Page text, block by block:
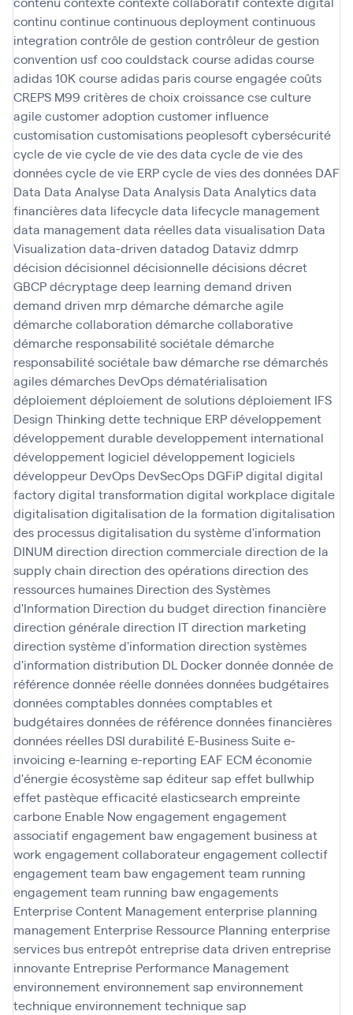
continu continuecontinuous deploymentcontinuous
integration contrôle de gestion contrôleur de gestion
convention usfcoocouldstack course adidascourse
adidas 10K course adidas pariscourse engagéecoûts
CREPS M99 critères de choix croissancecseculture
agilecustomer adoption customer influence
customisation customisations peoplesoftcybersécurité
cycle de viecycle de vie des data cycle de vie des
donnéescycle de vie ERPcycle de vies des données DAF
Data Data Analyse Data Analysis Data Analyticsdata
financièresdata lifecycledata lifecycle management
data managementdata réellesdata visualisation Data
Visualization data-driven datadog Datavizddmrp
décision décisionnel décisionnelledécisionsdécret
GBCPdécryptagedeep learning demand driven
demand driven mrp démarchedémarche agile
démarche collaboration démarche collaborative
démarche responsabilité sociétaledémarche
responsabilité sociétale bawdémarche rsedémarchés
agilesdémarches DevOpsdématérialisation
déploiementdéploiement de solutionsdéploiement IFS
Design Thinking dette technique ERPdéveloppement
développement durabledeveloppement international
développement logiciel développement logiciels
développeur DevOps DevSecOps DGFiPdigital digital
factorydigital transformation digital workplacedigitale
digitalisation digitalisation de la formation digitalisation
des processusdigitalisation du système d'information
DINUMdirection direction commercialedirection de la
supply chain direction des opérationsdirection des
ressources humaines Direction des Systèmes
d'Information Direction du budgetdirection financière
direction généraledirection ITdirection marketing
direction système d'information direction systèmes
d'information distribution DL Dockerdonnéedonnée de
référencedonnée réelledonnéesdonnées budgétaires
données comptablesdonnées comptables et
budgétairesdonnées de référencedonnées financières
données réelles DSI durabilité E-Business Suitee-
invoicing e-learning e-reporting EAF ECMéconomie
d'énergieécosystème sap éditeur sap effet bullwhip
effet pastèqueefficacitéelasticsearchempreinte
carbone Enable Nowengagementengagement
associatifengagement bawengagement business at
work engagement collaborateurengagement collectif
engagement team bawengagement team running
engagement team running bawengagements
Enterprise Content Managemententerprise planning
management Enterprise Ressource Planning enterprise
services busentrepôtentreprise data driven entreprise
innovante Entreprise Performance Management
environnementenvironnement sap environnement
techniqueenvironnement technique sap